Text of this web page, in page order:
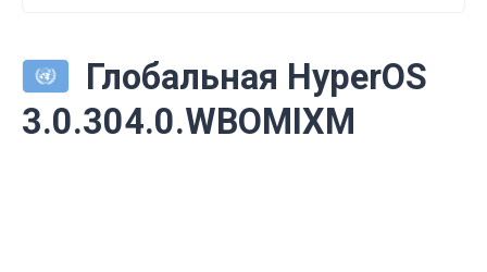
Глобальная HyperOS
3.0.304.0.WBOMIXM